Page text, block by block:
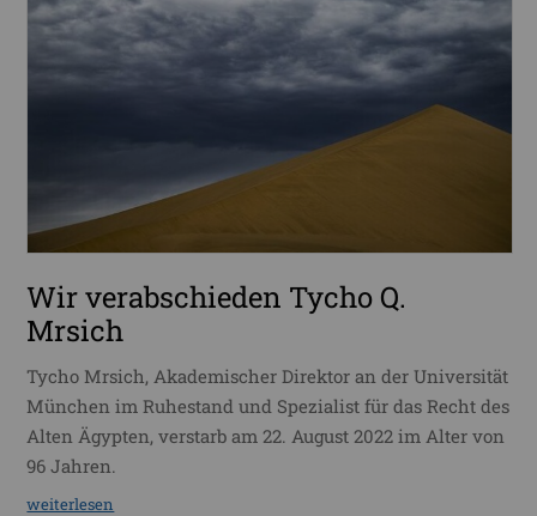
Wir verabschieden Tycho Q.
Mrsich
Tycho Mrsich, Akademischer Direktor an der Universität
München im Ruhestand und Spezialist für das Recht des
Alten Ägypten, verstarb am 22. August 2022 im Alter von
96 Jahren.
weiterlesen